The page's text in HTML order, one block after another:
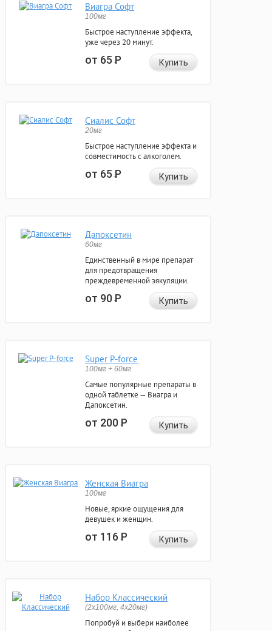
Виагра Софт
100мг
Быстрое наступление эффекта,
уже через 20 минут.
от 65Р Купить
Сиалис Софт
20мг
Быстрое наступление эффекта и
совместимость с алкоголем.
от 65Р Купить
Дапоксетин
60мг
Единственный в мире препарат
для предотвращения
преждевременной эякуляции.
от 90Р Купить
Super P-force
100мг + 60мг
Самые популярные препараты в
одной таблетке — Виагра и
Дапоксетин.
от 200Р Купить
Женская Виагра
100мг
Новые, яркие ощущения для
девушек и женщин.
от 116Р Купить
Набор Классический
(2x100мг, 4x20мг)
Попробуй и выбери наиболее